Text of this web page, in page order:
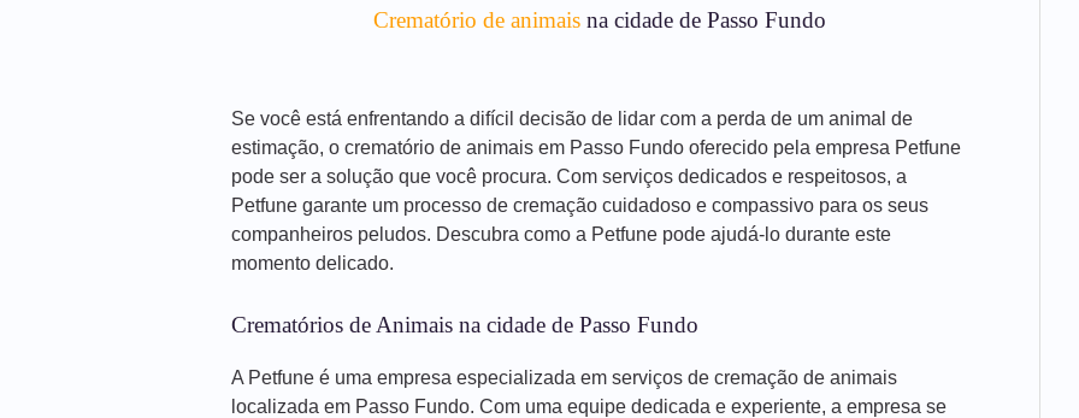
Crematório de animaisna cidade de Passo Fundo
Se você está enfrentando a difícil decisão de lidar com a perda de um animal de
estimação, o crematório de animais em Passo Fundo oferecido pela empresa Petfune
pode ser a solução que você procura. Com serviços dedicados e respeitosos, a
Petfune garante um processo de cremação cuidadoso e compassivo para os seus
companheiros peludos. Descubra como a Petfune pode ajudá-lo durante este
momento delicado.
Crematórios de Animais na cidade de Passo Fundo
A Petfune é uma empresa especializada em serviços de cremação de animais
localizada em Passo Fundo. Com uma equipe dedicada e experiente, a empresa se